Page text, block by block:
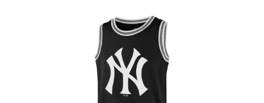
Ciclismo
Brand
Contatti